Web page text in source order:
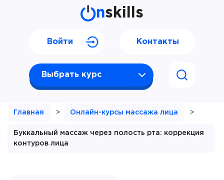
nskills
Выбрать курс
Войти Контакты
Главная > Онлайн-курсы массажа лица >
Буккальный массаж через полость рта: коррекция
контуров лица